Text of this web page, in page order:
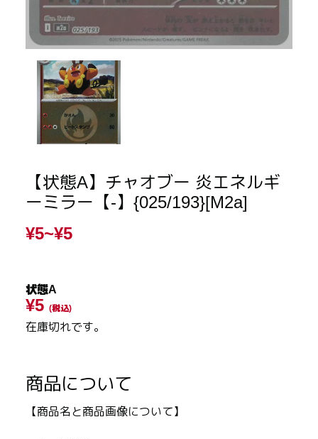
【状態A】チャオブー 炎エネルギ
ーミラー【-】{025/193}[M2a]
¥5~¥5
状態A
¥5 (税込)
在庫切れです。
商品について
【商品名と商品画像について】